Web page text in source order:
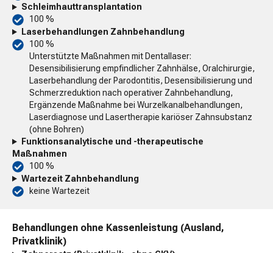
Schleimhauttransplantation
100 %
Laserbehandlungen Zahnbehandlung
100 %
Unterstützte Maßnahmen mit Dentallaser:
Desensibilisierung empfindlicher Zahnhälse, Oralchirurgie,
Laserbehandlung der Parodontitis, Desensibilisierung und
Schmerzreduktion nach operativer Zahnbehandlung,
Ergänzende Maßnahme bei Wurzelkanalbehandlungen,
Laserdiagnose und Lasertherapie kariöser Zahnsubstanz
(ohne Bohren)
Funktionsanalytische und -therapeutische
Maßnahmen
100 %
Wartezeit Zahnbehandlung
keine Wartezeit
Behandlungen ohne Kassenleistung (Ausland,
Privatklinik)